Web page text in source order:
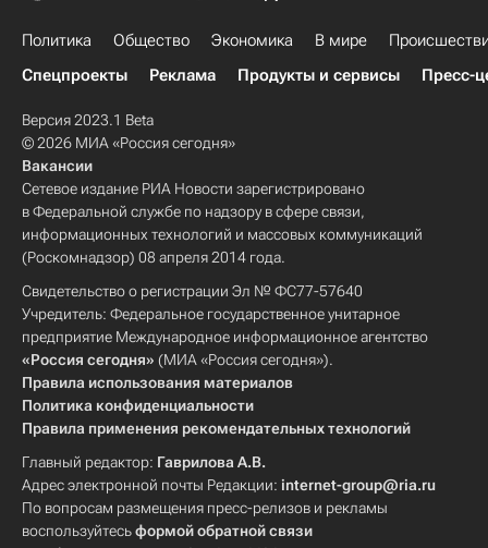
Политика Общество Экономика В мире
Спецпроекты
Реклама Продукты и сервисы Пресс-
Версия 2023.1 Beta
© 2026 МИА «Россия сегодня»
Вакансии
Сетевое издание РИА Новости зарегистрировано
в Федеральной службе по надзору в сфере связи,
информационных технологий и массовых коммуникаций
(Роскомнадзор) 08 апреля 2014 года.
Свидетельство о регистрации Эл № ФС77-57640
Учредитель: Федеральное государственное унитарное
предприятие Международное информационное агентство
«Россия сегодня» (МИА «Россия сегодня»).
Правила использования материалов
Политика конфиденциальности
Правила применения рекомендательных технологий
Главный редактор: Гаврилова А.В.
Адрес электронной почты Редакции: internet-group@ria.ru
По вопросам размещения пресс-релизов и рекламы
воспользуйтесьформой обратной связи